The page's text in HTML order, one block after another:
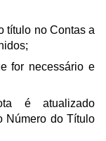
título no Contas a
for necessário e
é atualizado
Número do Título